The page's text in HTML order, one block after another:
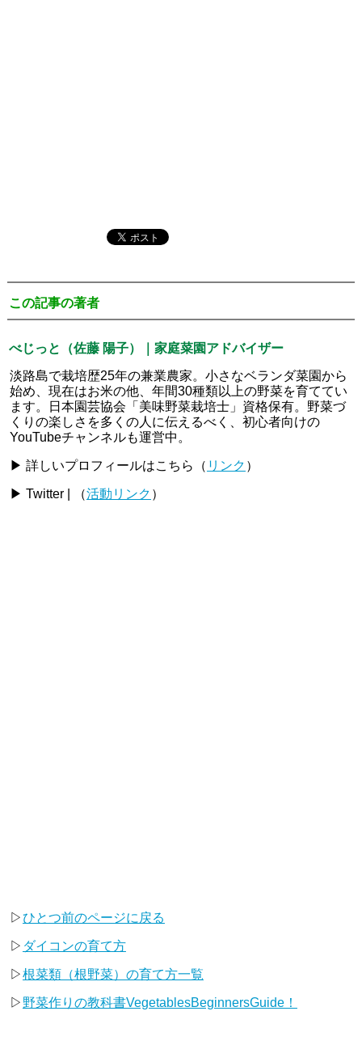
この記事の著者
べじっと（佐藤 陽子）｜家庭菜園アドバイザー
淡路島で栽培歴25年の兼業農家。小さなベランダ菜園から
始め、現在はお米の他、年間30種類以上の野菜を育ててい
ます。日本園芸協会「美味野菜栽培士」資格保有。野菜づ
くりの楽しさを多くの人に伝えるべく、初心者向けの
YouTubeチャンネルも運営中。
▶ 詳しいプロフィールはこちら（ リンク ）
▶ Twitter | （活動リンク ）
▷ひとつ前のページに戻る
▷ ダイコンの育て方
▷根菜類（根野菜）の育て方一覧
▷ 野菜作りの教科書VegetablesBeginnersGuide！